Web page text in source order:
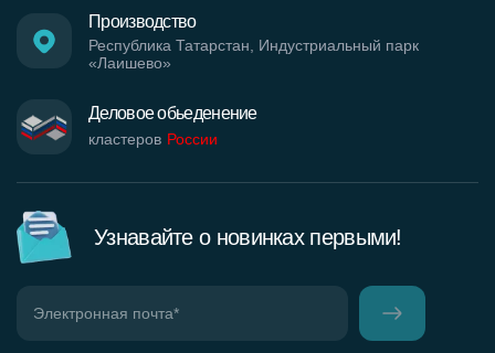
Деловое обьеденение
кластеров России
Производство
Республика Татарстан, Индустриальный парк
«Лаишево»
Узнавайте о новинках первыми!